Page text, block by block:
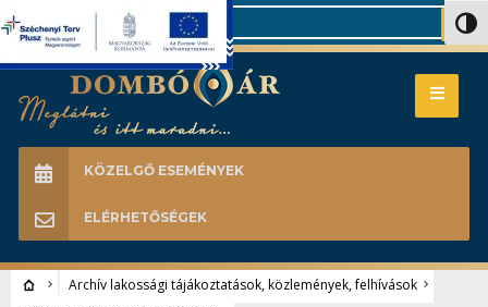
Search
KÖZELGŐ ESEMÉNYEK
ELÉRHETŐSÉGEK
Archív lakossági tájákoztatások, közlemények, felhívások